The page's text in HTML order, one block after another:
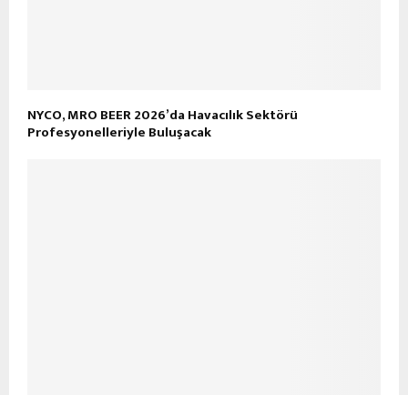
NYCO, MRO BEER 2026’da Havacılık Sektörü
Profesyonelleriyle Buluşacak